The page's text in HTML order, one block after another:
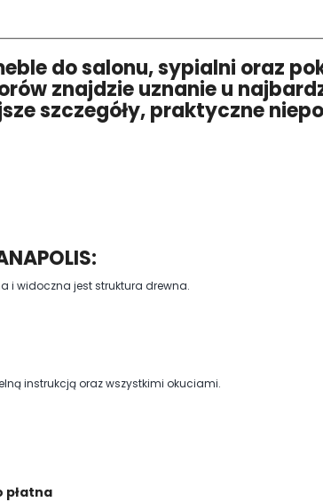
do salonu, sypialni oraz
znajdzie uznanie u
szczegóły, praktyczne
i widoczna jest struktura drewna.
instrukcją oraz wszystkimi okuciami.
płatna